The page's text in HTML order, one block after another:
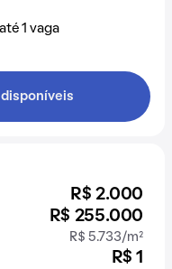
até 1 vaga
R$ 2.000
R$ 255.000
R$ 5.733/m²
R$ 1